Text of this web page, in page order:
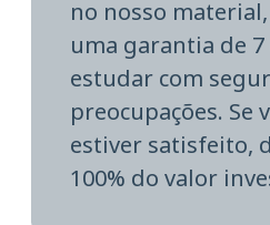
no nosso
uma garantia de 7
estudar com
preocupações. Se
estiver satisfeito,
100% do valor